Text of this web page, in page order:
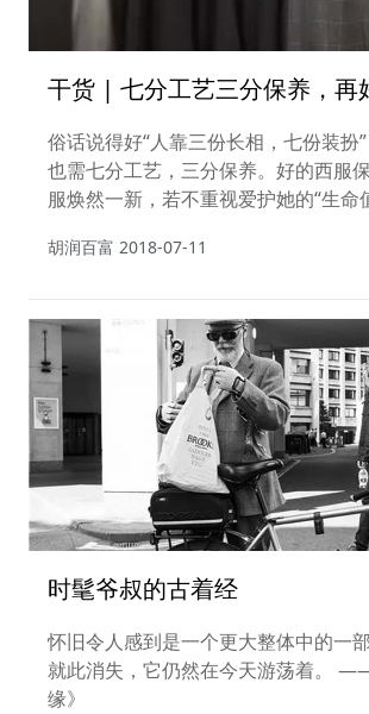
干货 | 七分工艺三分保养，再
装也需加倍爱护
俗话说得好“人靠三份长相，七份装扮
也需七分工艺，三分保养。好的西服
服焕然一新，若不重视爱护她的“生命
胡润百富 2018-07-11
时髦爷叔的古着经
怀旧令人感到是一个更大整体中的一
就此消失，它仍然在今天游荡着。 ——《古董衣情
缘》